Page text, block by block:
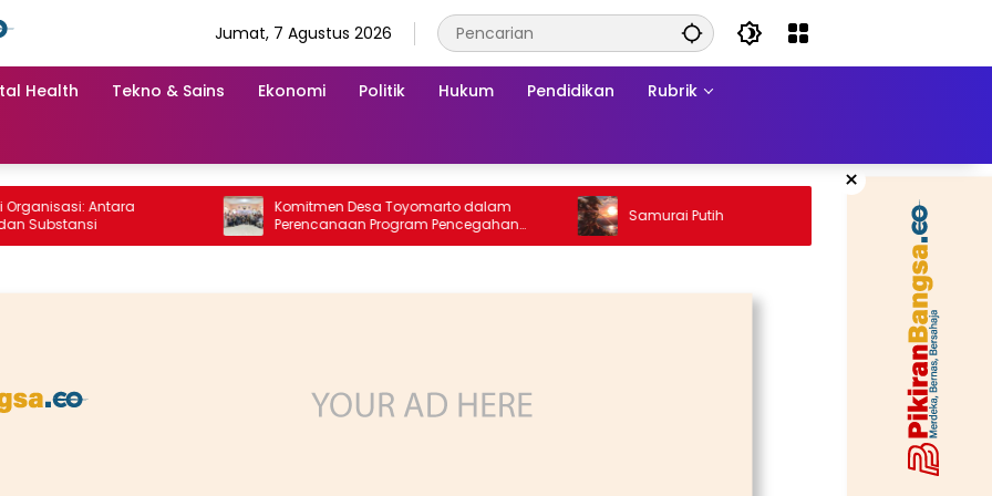
Jumat, 7 Agustus 2026
Health Tekno & Sains Ekonomi Politik Hukum Pendidikan Rubrik
×
Antara
Komitmen Desa Toyomarto dalam
Perencanaan Program Pencegahan
Stunting melalui ‎Rembuk Stunting Desa
Samurai Putih